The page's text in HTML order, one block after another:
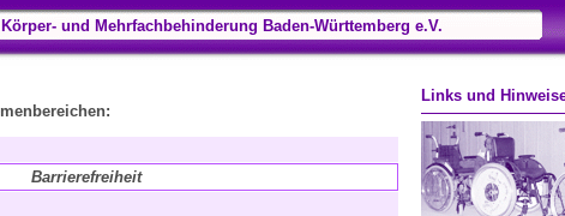
und Mehrfachbehinderung Baden-Württemberg e.V.
Barrierefreiheit
Links und